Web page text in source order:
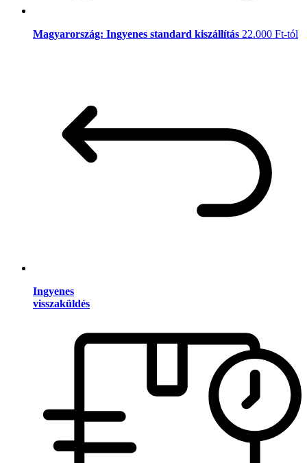
Magyarország: Ingyenes standard kiszállítás 22.000 Ft-tól
Ingyenes
visszaküldés